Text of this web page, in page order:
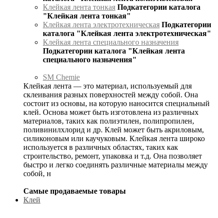
Клейкая лента тонкая Подкатегории каталога
"Клейкая лента тонкая"
Клейкая лента электротехническая Подкатегории
каталога "Клейкая лента электротехническая"
Клейкая лента специального назначения
Подкатегории каталога "Клейкая лента
специального назначения"
SM Chemie
Клейкая лента — это материал, используемый для
склеивания разных поверхностей между собой. Она
состоит из основы, на которую наносится специальный
клей. Основа может быть изготовлена из различных
материалов, таких как полиэтилен, полипропилен,
поливинилхлорид и др. Клей может быть акриловым,
силиконовым или каучуковым. Клейкая лента широко
используется в различных областях, таких как
строительство, ремонт, упаковка и т.д. Она позволяет
быстро и легко соединять различные материалы между
собой, н
Самые продаваемые товары
Клей